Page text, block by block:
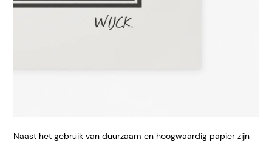
Naast het gebruik van duurzaam en hoogwaardig papier zijn